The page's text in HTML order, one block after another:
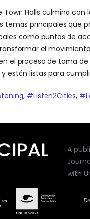
Town Halls culmina
temas principales que
como puntos de
el
el proceso de toma
están listas para
, #Listen2Cities,
A
with